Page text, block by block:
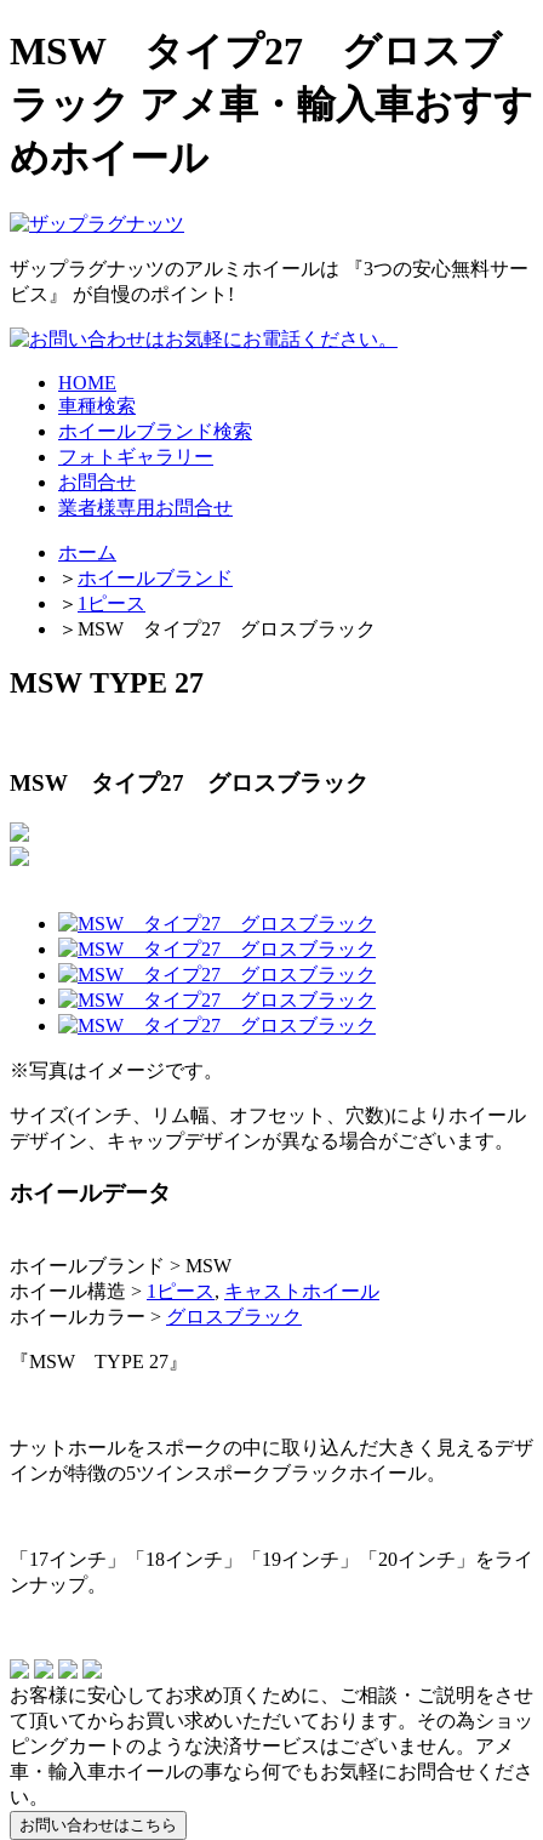
MSW タイプ27 グロスブ
ラック アメ車・輸入車おすす
めホイール
ザップラグナッツのアルミホイールは
『3つの安心無料サー
ビス』 が自慢のポイント!
HOME
車種検索
ホイールブランド検索
フォトギャラリー
お問合せ
業者様専用お問合せ
ホーム
＞ ホイールブランド
＞ 1ピース
＞ MSW タイプ27 グロスブラック
MSW TYPE 27
MSW タイプ27 グロスブラック
※写真はイメージです。
サイズ(インチ、リム幅、オフセット、穴数)によりホイール
デザイン、キャップデザインが異なる場合がございます。
ホイールデータ
ホイールブランド > MSW
ホイール構造 > 1ピース, キャストホイール
ホイールカラー > グロスブラック
『MSW TYPE 27』
ナットホールをスポークの中に取り込んだ大きく見えるデザ
インが特徴の5ツインスポークブラックホイール。
「17インチ」「18インチ」「19インチ」「20インチ」をライ
ンナップ。
お客様に安心してお求め頂くために、ご相談・ご説明をさせ
て頂いてからお買い求めいただいております。その為ショッ
ピングカートのような決済サービスはございません。アメ
車・輸入車ホイールの事なら何でもお気軽にお問合せくださ
い。